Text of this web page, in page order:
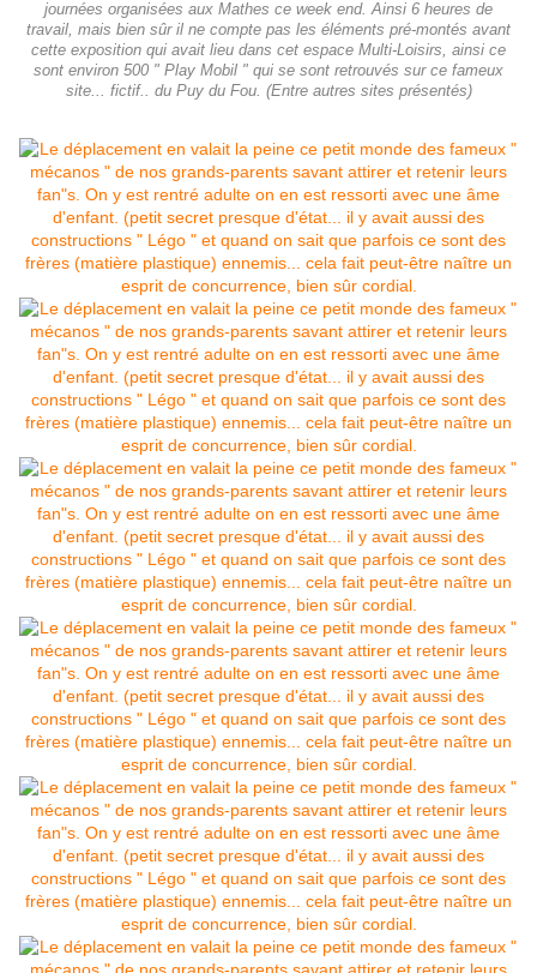
journées organisées aux Mathes ce week end. Ainsi 6 heures de
travail, mais bien sûr il ne compte pas les éléments pré-montés avant
cette exposition qui avait lieu dans cet espace Multi-Loisirs, ainsi ce
sont environ 500 " Play Mobil " qui se sont retrouvés sur ce fameux
site... fictif.. du Puy du Fou. (Entre autres sites présentés)